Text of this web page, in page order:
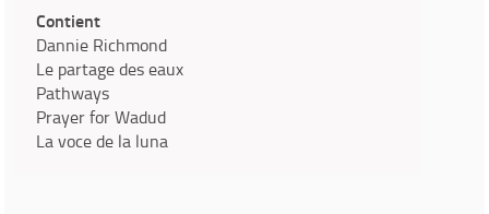
Contient
Dannie Richmond
Le partage des eaux
Pathways
Prayer for Wadud
La voce de la luna